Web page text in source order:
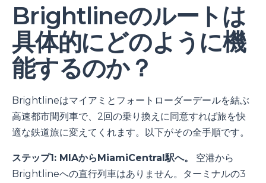
Brightlineのルートは
具体的にどのように機
能するのか？
Brightlineはマイアミとフォートローダーデールを結ぶ
高速都市間列車で、2回の乗り換えに同意すれば旅を快
適な鉄道旅に変えてくれます。以下がその全手順です。
ステップ1: MIAからMiamiCentral駅へ。
空港から
Brightlineへの直行列車はありません。ターミナルの3